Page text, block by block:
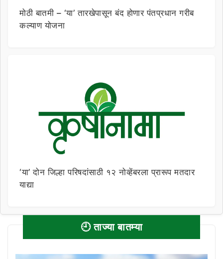
मोठी बातमी – ‘या’ तारखेपासून बंद होणार पंतप्रधान गरीब
कल्याण योजना
‘या’ दोन जिल्हा परिषदांसाठी १२ नोव्हेंबरला प्रारूप मतदार
याद्या
🕘 ताज्या बातम्या